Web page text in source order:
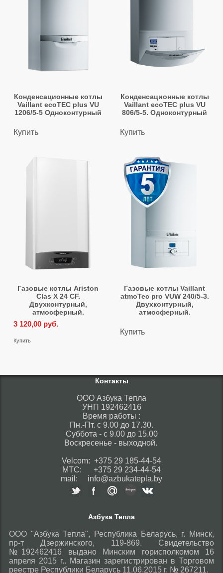
Конденсационные котлы
Vaillant ecoTEC plus VU
1206/5-5 Одноконтурный
Купить
Конденсационные котлы
Vaillant ecoTEC plus VU
806/5-5. Одноконтурный
Купить
Газовые котлы Ariston
Clas X 24 CF.
Двухконтурный,
атмосферный.
3 120,00 руб.
Купить
Газовые котлы Vaillant
atmoTec pro VUW 240/5-3.
Двухконтурный,
атмосферный.
Купить
Контакты
ООО Азбука Тепла
УНП 192462416
Время работы :
Пн.-Пт. с 9.00 до 17.30.
Суббота - с 9.00 до 15.00
Воскресенье - выходной.
Velcom: +375 29 185-44-54
МТС: +375 29 234-44-54
mail: info@azbukatepla.by
Азбука Тепла
ООО "Азбука Тепла", Республика Беларусь, г. Минск,
пр-т Дзержинского, 119-869. Свидетельство
№192462416 выдано Минским горисполкомом 16
апреля 2015 г.. Магазин зарегистрирован в Торговом
реестре Республики Беларусь 11.06.2015 г. № 267211.